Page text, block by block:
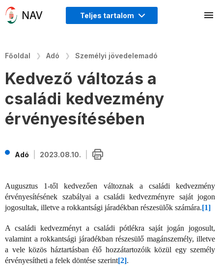
Teljes tartalom
Főoldal Adó Személyi jövedelemadó
Kedvező változás a
családi kedvezmény
érvényesítésében
Adó 2023.08.10.
Augusztus 1-től kedvezően változnak a családi kedvezmény
érvényesítésének szabályai a családi kedvezményre saját jogon
jogosultak, illetve a rokkantsági járadékban részesülők számára.[1]
A családi kedvezményt a családi pótlékra saját jogán jogosult,
valamint a rokkantsági járadékban részesülő magánszemély, illetve
a vele közös háztartásban élő hozzátartozóik közül egy személy
érvényesítheti a felek döntése szerint[2].